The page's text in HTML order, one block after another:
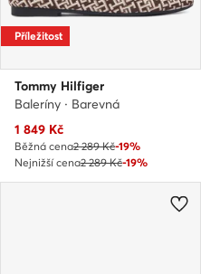
Příležitost
Tommy Hilfiger
Baleríny · Barevná
Aktuální cena
1 849 Kč
Běžná cena2 289 Kč-19%
Nejnižší cena2 289 Kč-19%